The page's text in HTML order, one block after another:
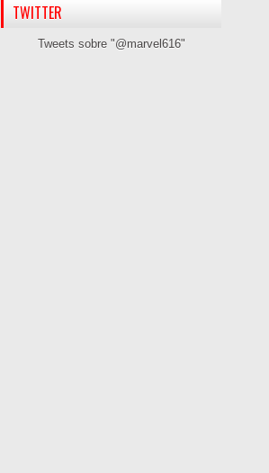
TWITTER
Tweets sobre "@marvel616"